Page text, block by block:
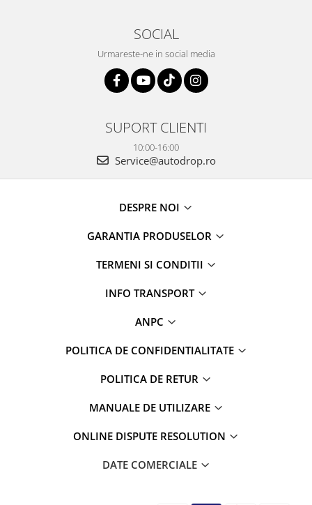
SOCIAL
Urmareste-ne in social media
SUPORT CLIENTI
10:00-16:00
Service@autodrop.ro
DESPRE NOI
GARANTIA PRODUSELOR
TERMENI SI CONDITII
INFO TRANSPORT
ANPC
POLITICA DE CONFIDENTIALITATE
POLITICA DE RETUR
MANUALE DE UTILIZARE
ONLINE DISPUTE RESOLUTION
DATE COMERCIALE